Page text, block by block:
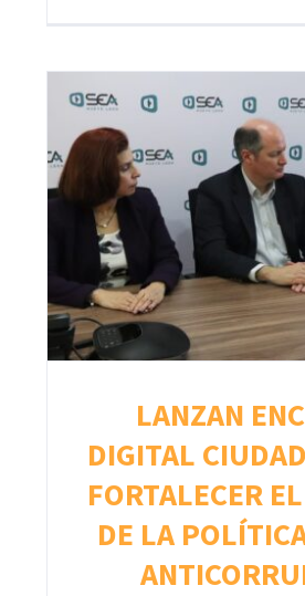
LANZAN
DIGITAL
FORTALECER
DE LA